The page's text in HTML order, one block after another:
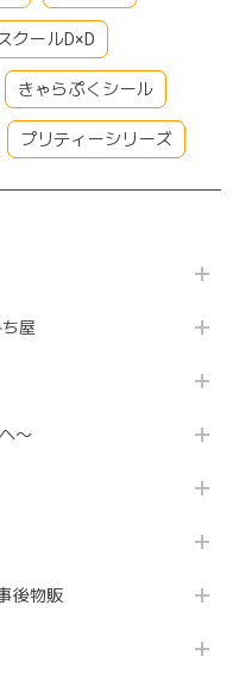
クールD×D
きゃらぷくシール
プリティーシリーズ
ち屋
へ〜
後物販